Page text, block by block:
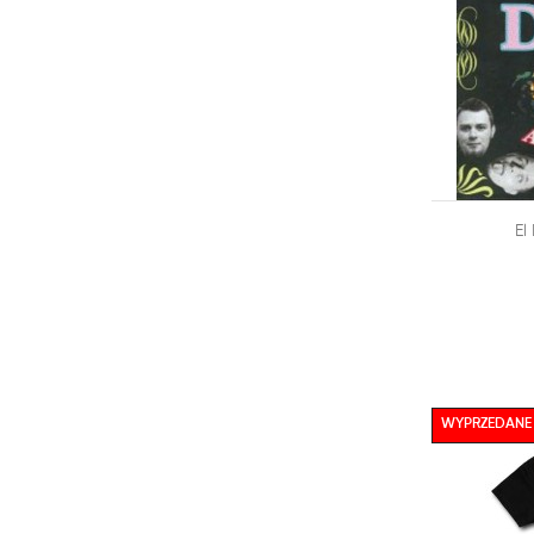
DODAJ
WYPRZEDANE